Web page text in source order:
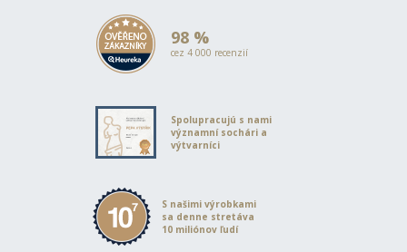
98 %
cez 4 000 recenzií
Spolupracujú s nami
významní sochári a
výtvarníci
S našimi výrobkami
sa denne stretáva
10 miliónov ľudí